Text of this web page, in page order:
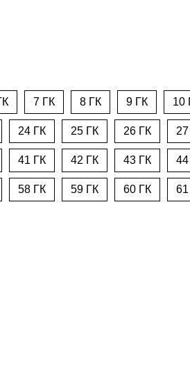
7 ГК 8 ГК 9 ГК 10
24 ГК 25 ГК 26 ГК
41 ГК 42 ГК 43 ГК
58 ГК 59 ГК 60 ГК